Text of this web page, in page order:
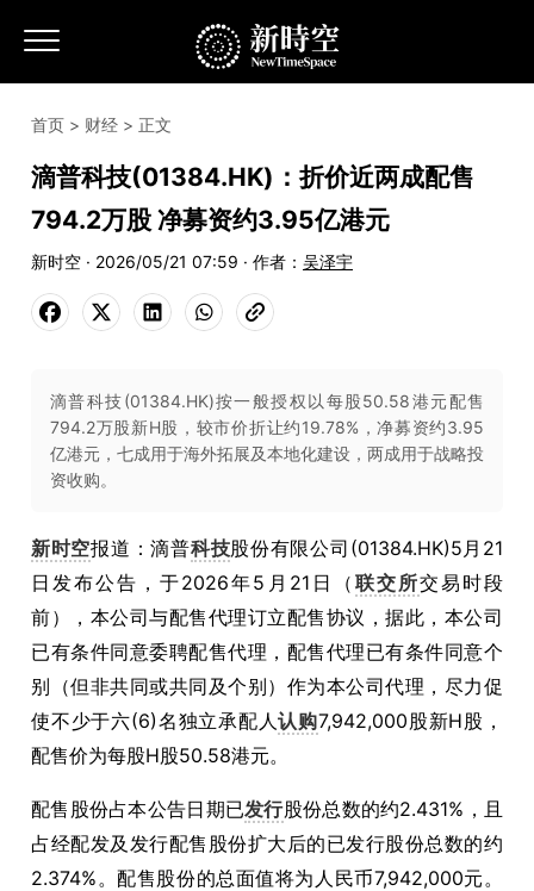
首页 > 财经 > 正文
滴普科技(01384.HK)：折价近两成配售
794.2万股 净募资约3.95亿港元
新时空 · 2026/05/21 07:59 · 作者： 吴泽宇
滴普科技(01384.HK)按一般授权以每股50.58港元配售
794.2万股新H股，较市价折让约19.78%，净募资约3.95
亿港元，七成用于海外拓展及本地化建设，两成用于战略投
资收购。
新时空报道：滴普科技股份有限公司(01384.HK)5月21
日发布公告，于2026年5月21日（ 联交所交易时段
前），本公司与配售代理订立配售协议，据此，本公司
已有条件同意委聘配售代理，配售代理已有条件同意个
别（但非共同或共同及个别）作为本公司代理，尽力促
使不少于六(6)名独立承配人认购7,942,000股新H股，
配售价为每股H股50.58港元。
配售股份占本公告日期已发行股份总数的约2.431%，且
占经配发及发行配售股份扩大后的已发行股份总数的约
2.374%。配售股份的总面值将为人民币7,942,000元。